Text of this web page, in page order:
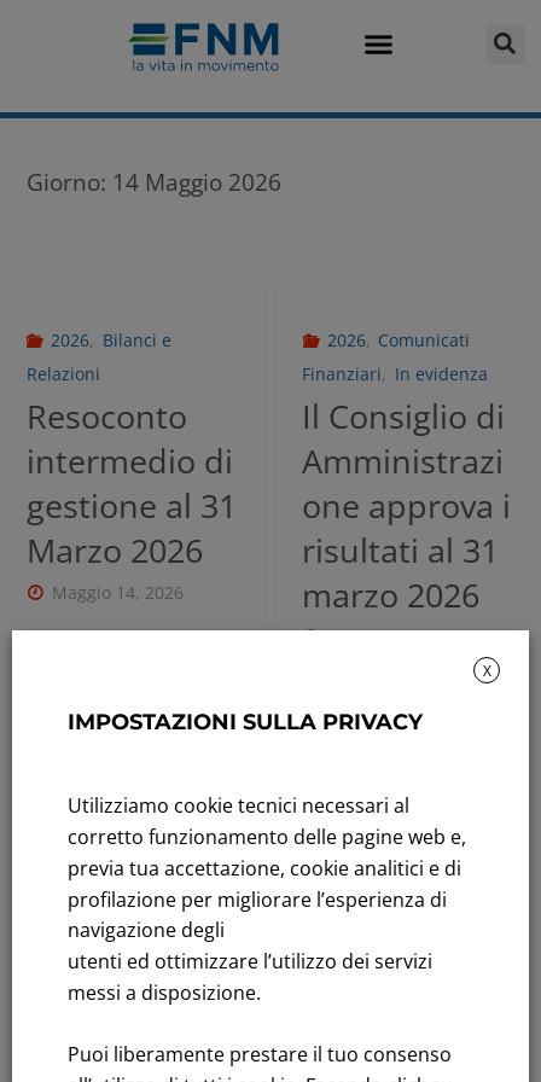
Giorno: 14 Maggio 2026
2026, Bilanci e
Relazioni
Resoconto
intermedio di
gestione al 31
Marzo 2026
Maggio 14, 2026
2026, Comunicati
Finanziari, In evidenza
Il Consiglio di
Amministrazi
one approva i
risultati al 31
marzo 2026
Maggio 14, 2026
Rendicontazione di sostenibilità
Andamento titolo: Il titolo in Borsa
Bandi di gara: Ultimi bandi
Sede in Milano, Piazzale Cadorna, 14
Capitale sociale € 230.000.000,00 interamente versato
X
IMPOSTAZIONI SULLA PRIVACY
Utilizziamo cookie tecnici necessari al
corretto funzionamento delle pagine web e,
previa tua accettazione, cookie analitici e di
profilazione per migliorare l’esperienza di
navigazione degli
utenti ed ottimizzare l’utilizzo dei servizi
messi a disposizione.
Puoi liberamente prestare il tuo consenso